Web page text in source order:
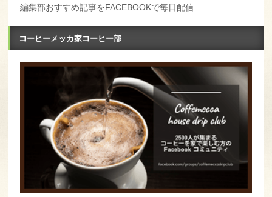
編集部おすすめ記事をFACEBOOKで毎日配信
コーヒーメッカ家コーヒー部